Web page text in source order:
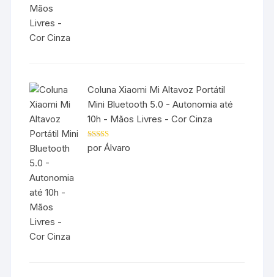
Coluna Xiaomi Mi Altavoz Portátil
Mini Bluetooth 5.0 - Autonomia até
10h - Mãos Livres - Cor Cinza
Avaliação5
de 5
por Álvaro